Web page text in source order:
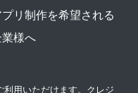
プリ制作を希望される
業様へ
用いただけます。クレジ